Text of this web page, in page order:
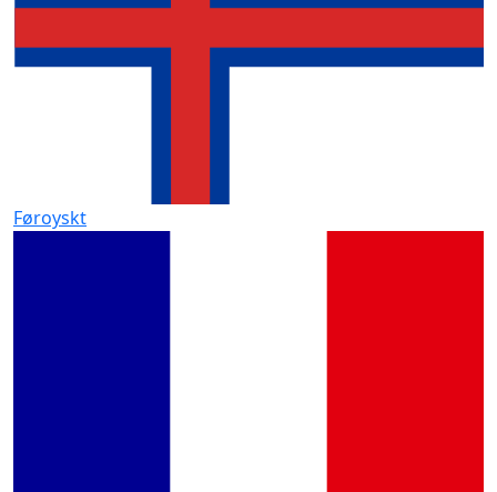
Føroyskt